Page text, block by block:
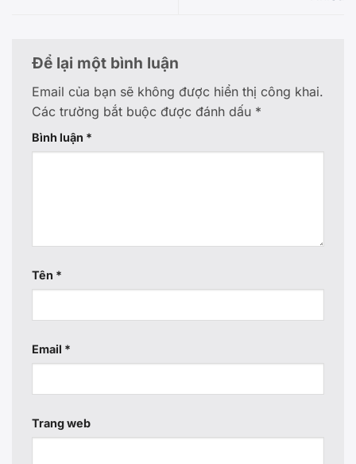
Để lại một bình luận
Email của bạn sẽ không được hiển thị công khai.
Các trường bắt buộc được đánh dấu *
Bình luận *
Tên *
Email *
Trang web